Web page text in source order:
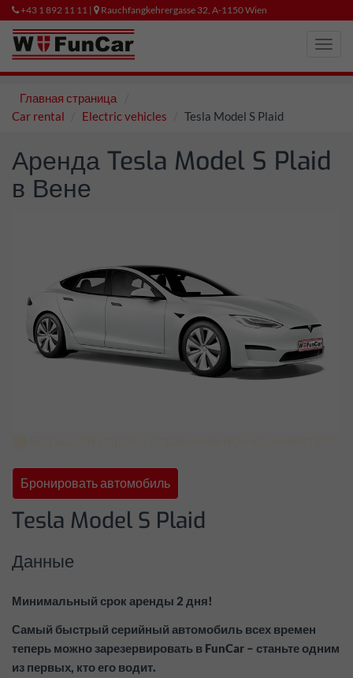
+43 1 892 11 11 | Rauchfangkehrergasse 32, A-1150 Wien
Главная страница
Car rental
Electric vehicles Tesla Model S Plaid
Аренда Tesla Model S Plaid
в Вене
Бронировать автомобиль
Tesla Model S Plaid
Данные
Минимальный срок аренды 2 дня!
Самый быстрый серийный автомобиль всех времен
теперь можно зарезервировать в FunCar – станьте одним
из первых, кто его водит.